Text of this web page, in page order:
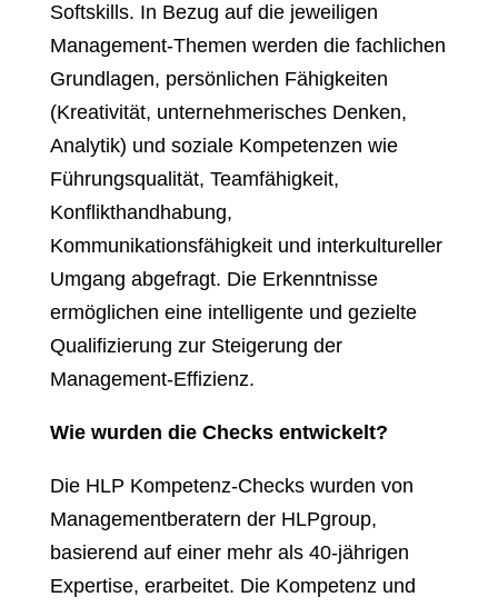
Softskills. In Bezug auf die jeweiligen
Management-Themen werden die fachlichen
Grundlagen, persönlichen Fähigkeiten
(Kreativität, unternehmerisches Denken,
Analytik) und soziale Kompetenzen wie
Führungsqualität, Teamfähigkeit,
Konflikthandhabung,
Kommunikationsfähigkeit und interkultureller
Umgang abgefragt. Die Erkenntnisse
ermöglichen eine intelligente und gezielte
Qualifizierung zur Steigerung der
Management-Effizienz.
Wie wurden die Checks entwickelt?
Die HLP Kompetenz-Checks wurden von
Managementberatern der HLPgroup,
basierend auf einer mehr als 40-jährigen
Expertise, erarbeitet. Die Kompetenz und